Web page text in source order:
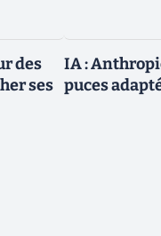
des
ses
IA :
puces